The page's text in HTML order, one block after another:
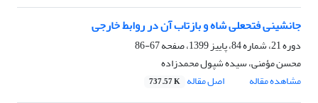
جانشینی فتحعلی شاه و بازتاب‌ آن در روابط خارجی
دوره 21، شماره 84، پاییز 1399، صفحه
67-86
محسن مؤمنی، سیده شپول محمدزاده
مشاهده مقاله
اصل مقاله 737.57 K